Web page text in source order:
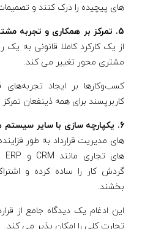
های پیچیده را درک کنند و
5. تمرکز بر همکاری و تجربه مشتری:
از یک کارکرد کاملا قانونی به یک
مشتری محور تغییر می کند.
کسب‌وکارها بر ایجاد تجربه‌های
کاربرپسند برای همه ذینفعان
6. یکپارچه سازی با سایر سیستم های تجاری:
های مدیریت قرارداد به طور
گردش کار را ساده کرده و
بخشند.
این ادغام یک دیدگاه جامع از
تجارت کلی را امکان پذیر می کند.